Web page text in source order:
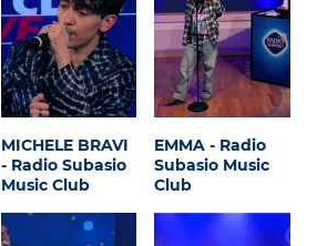
MICHELE BRAVI
- Radio Subasio
Music Club
EMMA - Radio
Subasio Music
Club